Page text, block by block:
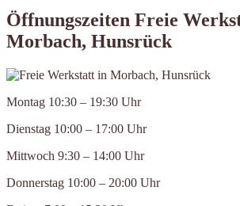
Öffnungszeiten Freie
Morbach, Hunsrück
Montag 10:30 – 19:30 Uhr
Dienstag 10:00 – 17:00 Uhr
Mittwoch 9:30 – 14:00 Uhr
Donnerstag 10:00 – 20:00 Uhr